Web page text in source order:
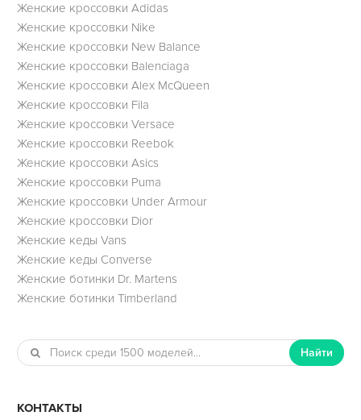
Женские кроссовки Adidas
Женские кроссовки Nike
Женские кроссовки New Balance
Женские кроссовки Balenciaga
Женские кроссовки Alex McQueen
Женские кроссовки Fila
Женские кроссовки Versace
Женские кроссовки Reebok
Женские кроссовки Asics
Женские кроссовки Puma
Женские кроссовки Under Armour
Женские кроссовки Dior
Женские кеды Vans
Женские кеды Converse
Женские ботинки Dr. Martens
Женские ботинки Timberland
Найти
КОНТАКТЫ